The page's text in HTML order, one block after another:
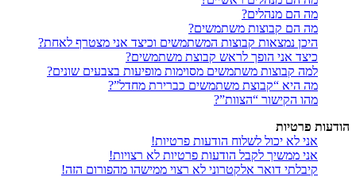
מה הם מנהלים?
מה הם קבוצות משתמשים?
היכן נמצאות קבוצות המשתמשים וכיצד אני מצטרף לאחת?
כיצד אני הופך לראש קבוצת משתמשים?
למה קבוצות משתמשים מסוימות מופיעות בצבעים שונים?
מה היא “קבוצת משתמשים כברירת מחדל”?
מהו הקישור “הצוות”?
הודעות פרטיות
אני לא יכול לשלוח הודעות פרטיות!
אני ממשיך לקבל הודעות פרטיות לא רצויות!
קיבלתי דואר אלקטרוני לא רצוי ממישהו מהפורום הזה!